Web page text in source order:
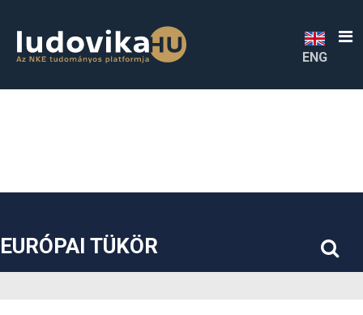
##plugins.themes.bootstrap3.accessible_menu.sidebar##
ENG
EURÓPAI TÜKÖR